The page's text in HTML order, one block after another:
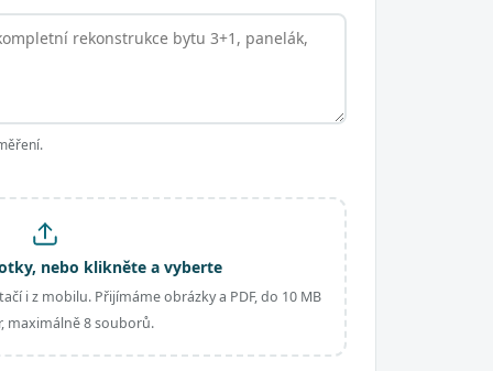
nebo klikněte a vyberte
i z mobilu. Přijímáme obrázky a PDF, do 10 MB
maximálně 8 souborů.